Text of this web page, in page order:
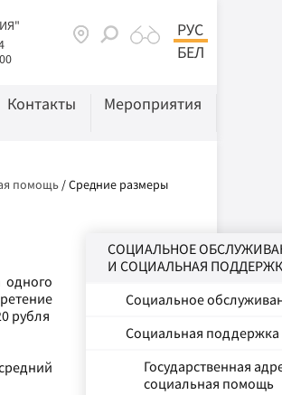
РУС
БЕЛ
Контакты Мероприятия
помощь /Средние размеры
одного
рубля
СОЦИАЛЬНОЕ
И СОЦИАЛЬНАЯ
Социальное
Социальная поддержка
Государственная
социальная помощь